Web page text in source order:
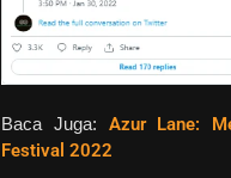
Baca Juga: Azur Lane:
Festival 2022